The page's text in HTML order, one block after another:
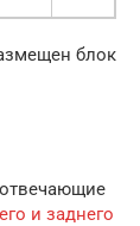
блок
и заднего